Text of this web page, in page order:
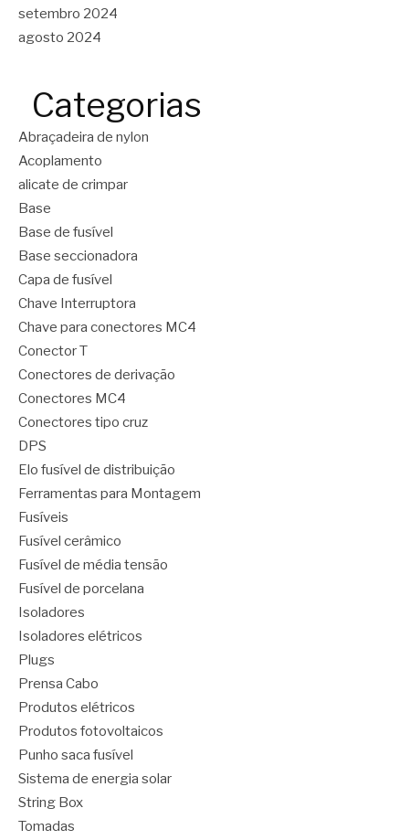
setembro 2024
agosto 2024
Categorias
Abraçadeira de nylon
Acoplamento
alicate de crimpar
Base
Base de fusível
Base seccionadora
Capa de fusível
Chave Interruptora
Chave para conectores MC4
Conector T
Conectores de derivação
Conectores MC4
Conectores tipo cruz
DPS
Elo fusível de distribuição
Ferramentas para Montagem
Fusíveis
Fusível cerâmico
Fusível de média tensão
Fusível de porcelana
Isoladores
Isoladores elétricos
Plugs
Prensa Cabo
Produtos elétricos
Produtos fotovoltaicos
Punho saca fusível
Sistema de energia solar
String Box
Tomadas